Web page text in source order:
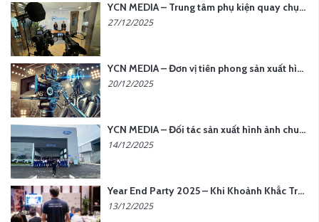
YCN MEDIA – Trung tâm phụ kiện quay chụp tại Hà Nội
27/12/2025
YCN MEDIA – Đơn vị tiên phong sản xuất hình ảnh & âm thanh bằng AI tại Hà Nội
20/12/2025
YCN MEDIA – Đối tác sản xuất hình ảnh chuyên nghiệp cho doanh nghiệp tại Hà Nội
14/12/2025
Year End Party 2025 – Khi Khoảnh Khắc Trở Thành Dấu Ấn | Gói Ưu Đãi Tháng 12 Từ YCN Media
13/12/2025